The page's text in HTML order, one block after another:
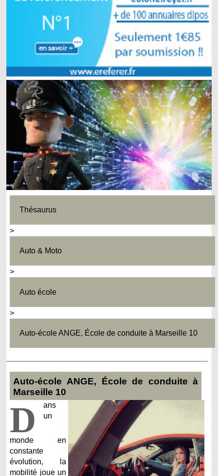
Thésaurus
>
Auto & Moto
>
Auto école
>
Auto-école ANGE, École de conduite à Marseille 10
Auto-école ANGE, École de conduite à
Marseille 10
D
ans
un
monde en
constante
évolution, la
mobilité joue un